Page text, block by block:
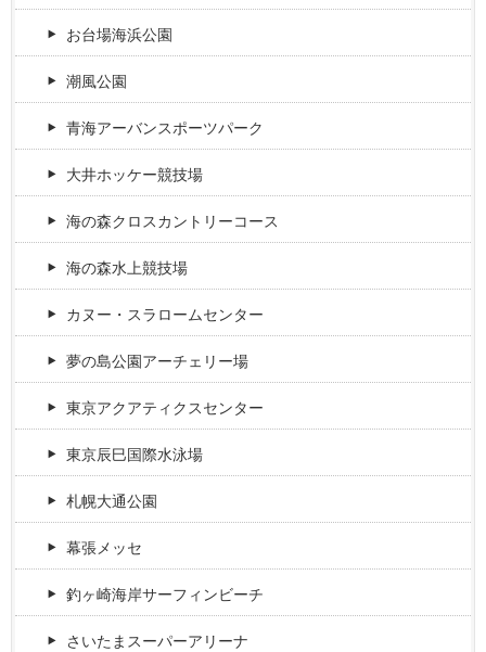
お台場海浜公園
潮風公園
青海アーバンスポーツパーク
大井ホッケー競技場
海の森クロスカントリーコース
海の森水上競技場
カヌー・スラロームセンター
夢の島公園アーチェリー場
東京アクアティクスセンター
東京辰巳国際水泳場
札幌大通公園
幕張メッセ
釣ヶ崎海岸サーフィンビーチ
さいたまスーパーアリーナ